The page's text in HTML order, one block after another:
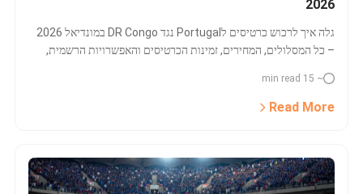
2026
גלה איך לרכוש כרטיסים לPortugal נגד DR Congo במונדיאל 2026
– כל המסלולים, המחירים, זמינות הכרטיסים והאפשרויות הרשמית,
~ 15 min read
Read More